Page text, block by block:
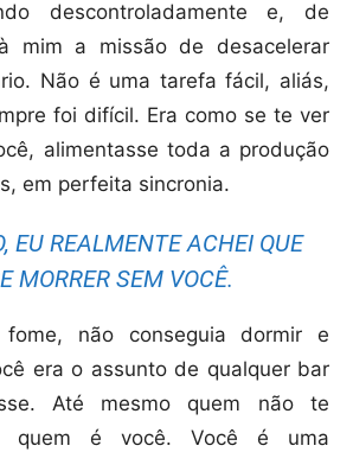
descontroladamente e, de
mim a missão de desacelerar
Não é uma tarefa fácil, aliás,
foi difícil. Era como se te ver
alimentasse toda a produção
em perfeita sincronia.
EU REALMENTE ACHEI QUE
MORRER SEM VOCÊ.
não conseguia dormir e
era o assunto de qualquer bar
Até mesmo quem não te
quem é você. Você é uma